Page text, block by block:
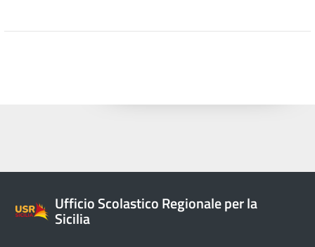
Ufficio Scolastico Regionale per la
Sicilia